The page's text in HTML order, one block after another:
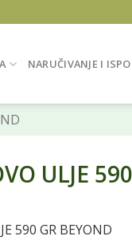
NARUČIVANJE I
ULJE
590 GR BEYOND